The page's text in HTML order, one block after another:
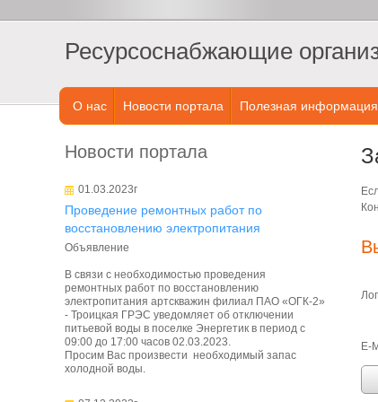
Ресурсоснабжающие
О нас Новости портала Полезная информация
Новости портала
01.03.2023г
Проведение ремонтных работ по
восстановлению электропитания
Объявление
В связи с необходимостью проведения
ремонтных работ по восстановлению
электропитания артскважин филиал ПАО «ОГК-2»
- Троицкая ГРЭС уведомляет об отключении
питьевой воды в поселке Энергетик в период с
09:00 до 17:00 часов 02.03.2023.
Просим Вас произвести необходимый запас
холодной воды.
E-